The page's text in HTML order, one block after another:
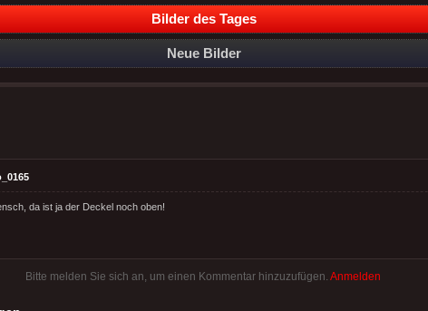
Bilder des Tages
Neue Bilder
da ist ja der Deckel noch oben!
Bitte melden Sie sich an, um einen Kommentar hinzuzufügen. Anmelden